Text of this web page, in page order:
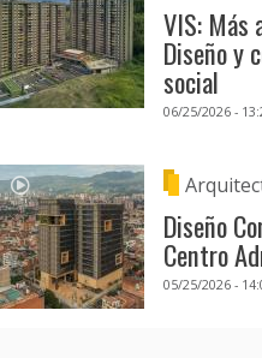
VIS: Más
Diseño y
social
06/25/2026 -
Diseño
Centro
05/25/2026 -